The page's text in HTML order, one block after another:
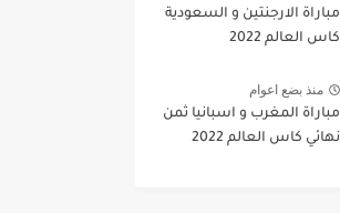
مباراة الارجنتين و السعودية
كاس العالم 2022
منذ بضع اعوام
مباراة المغرب و اسبانيا ثمن
نهائي كاس العالم 2022